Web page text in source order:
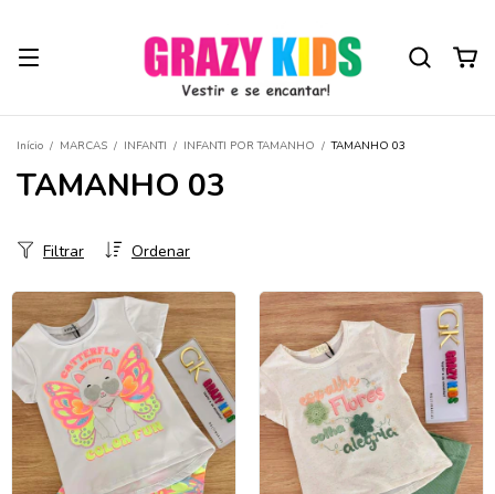
Início / MARCAS / INFANTI / INFANTI POR TAMANHO / TAMANHO 03
TAMANHO 03
Ordenar
Filtrar